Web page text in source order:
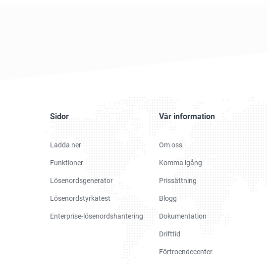
Sidor
Ladda ner
Funktioner
Lösenordsgenerator
Lösenordstyrkatest
Enterprise-lösenordshantering
Vår information
Om oss
Komma igång
Prissättning
Blogg
Dokumentation
Drifttid
Förtroendecenter